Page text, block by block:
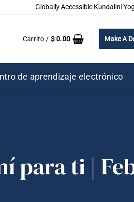
Globally Accessible Kundalini
Carrito / $0.00 Make A
de aprendizaje electrónico
para ti |